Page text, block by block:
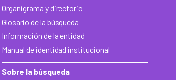
Organigrama y directorio
Glosario de la búsqueda
Información de la entidad
Manual de identidad institucional
Sobre la búsqueda